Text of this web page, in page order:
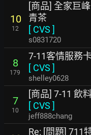
10
12
[商品] 全家巨
青茶
[ CVS ]
s0831720
8
179
7-11客情服務卡
[ CVS ]
shelley0628
7
10
[商品] 7-11 飲
[ CVS ]
jeff888chang
Re: [問題] 711